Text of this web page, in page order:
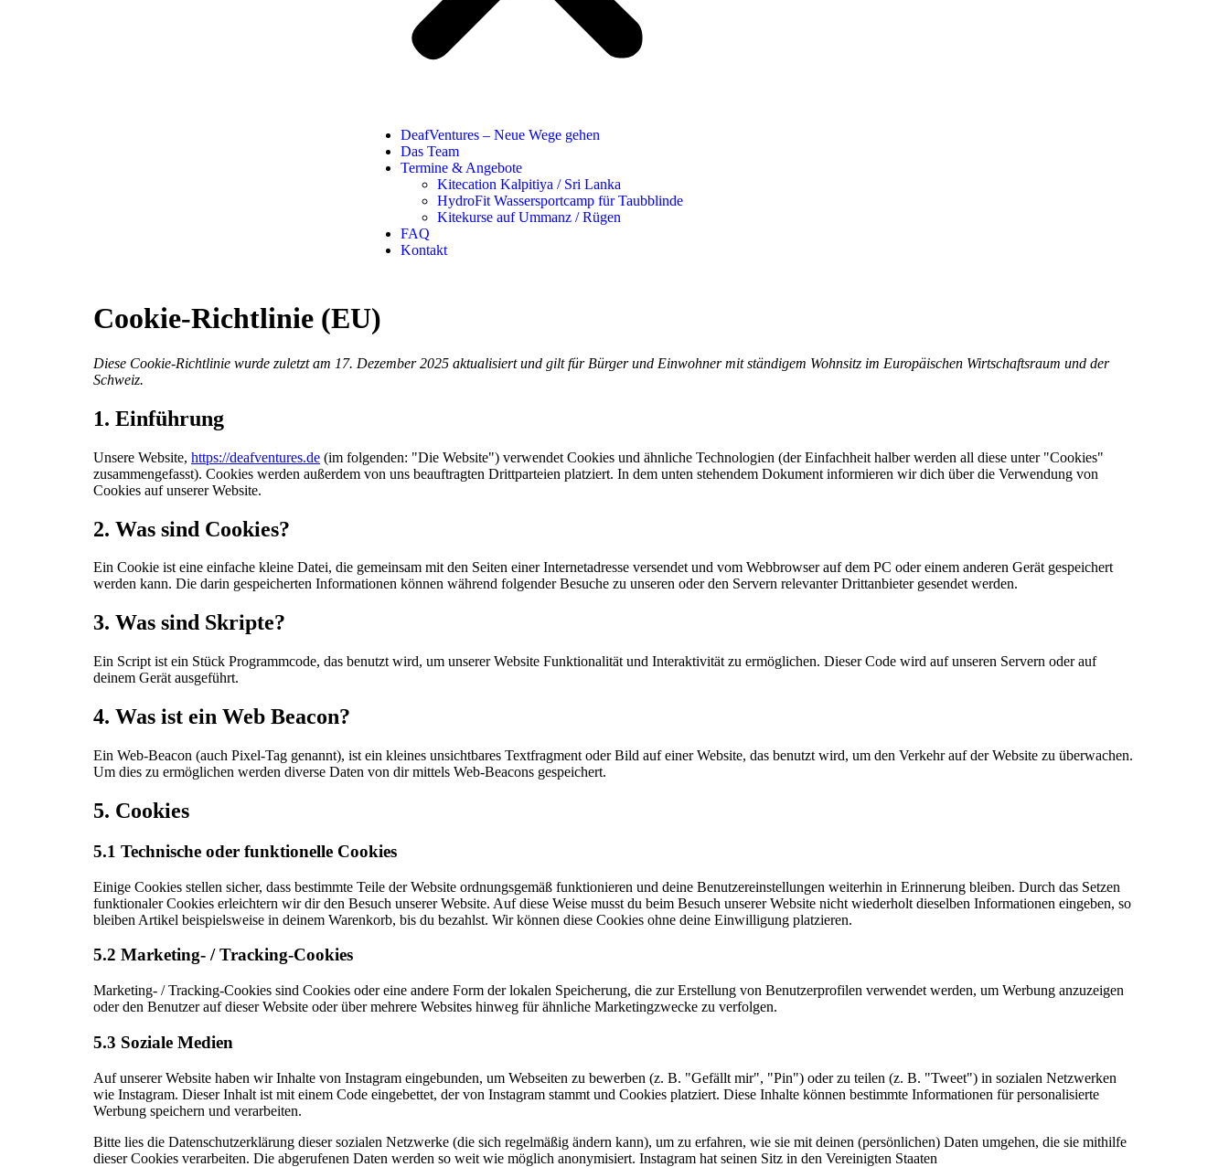
DeafVentures – Neue Wege gehen
Das Team
Termine & Angebote
Kitecation Kalpitiya / Sri Lanka
HydroFit Wassersportcamp für Taubblinde
Kitekurse auf Ummanz / Rügen
FAQ
Kontakt
Cookie-Richtlinie (EU)
Diese Cookie-Richtlinie wurde zuletzt am 17. Dezember 2025 aktualisiert und gilt für Bürger und Einwohner mit ständigem Wohnsitz im Europäischen Wirtschaftsraum und der
Schweiz.
1. Einführung
Unsere Website, https://deafventures.de (im folgenden: "Die Website") verwendet Cookies und ähnliche Technologien (der Einfachheit halber werden all diese unter "Cookies"
zusammengefasst). Cookies werden außerdem von uns beauftragten Drittparteien platziert. In dem unten stehendem Dokument informieren wir dich über die Verwendung von
Cookies auf unserer Website.
2. Was sind Cookies?
Ein Cookie ist eine einfache kleine Datei, die gemeinsam mit den Seiten einer Internetadresse versendet und vom Webbrowser auf dem PC oder einem anderen Gerät gespeichert
werden kann. Die darin gespeicherten Informationen können während folgender Besuche zu unseren oder den Servern relevanter Drittanbieter gesendet werden.
3. Was sind Skripte?
Ein Script ist ein Stück Programmcode, das benutzt wird, um unserer Website Funktionalität und Interaktivität zu ermöglichen. Dieser Code wird auf unseren Servern oder auf
deinem Gerät ausgeführt.
4. Was ist ein Web Beacon?
Ein Web-Beacon (auch Pixel-Tag genannt), ist ein kleines unsichtbares Textfragment oder Bild auf einer Website, das benutzt wird, um den Verkehr auf der Website zu überwachen.
Um dies zu ermöglichen werden diverse Daten von dir mittels Web-Beacons gespeichert.
5. Cookies
5.1 Technische oder funktionelle Cookies
Einige Cookies stellen sicher, dass bestimmte Teile der Website ordnungsgemäß funktionieren und deine Benutzereinstellungen weiterhin in Erinnerung bleiben. Durch das Setzen
funktionaler Cookies erleichtern wir dir den Besuch unserer Website. Auf diese Weise musst du beim Besuch unserer Website nicht wiederholt dieselben Informationen eingeben, so
bleiben Artikel beispielsweise in deinem Warenkorb, bis du bezahlst. Wir können diese Cookies ohne deine Einwilligung platzieren.
5.2 Marketing- / Tracking-Cookies
Marketing- / Tracking-Cookies sind Cookies oder eine andere Form der lokalen Speicherung, die zur Erstellung von Benutzerprofilen verwendet werden, um Werbung anzuzeigen
oder den Benutzer auf dieser Website oder über mehrere Websites hinweg für ähnliche Marketingzwecke zu verfolgen.
5.3 Soziale Medien
Auf unserer Website haben wir Inhalte von Instagram eingebunden, um Webseiten zu bewerben (z. B. "Gefällt mir", "Pin") oder zu teilen (z. B. "Tweet") in sozialen Netzwerken
wie Instagram. Dieser Inhalt ist mit einem Code eingebettet, der von Instagram stammt und Cookies platziert. Diese Inhalte können bestimmte Informationen für personalisierte
Werbung speichern und verarbeiten.
Bitte lies die Datenschutzerklärung dieser sozialen Netzwerke (die sich regelmäßig ändern kann), um zu erfahren, wie sie mit deinen (persönlichen) Daten umgehen, die sie mithilfe
dieser Cookies verarbeiten. Die abgerufenen Daten werden so weit wie möglich anonymisiert. Instagram hat seinen Sitz in den Vereinigten Staaten